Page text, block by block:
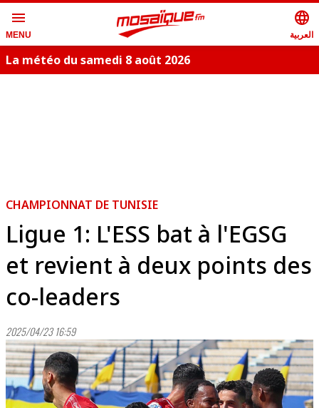
menu
MENU
language
العربية
La météo du samedi 8 août 2026
CHAMPIONNAT DE TUNISIE
Ligue 1: L'ESS bat à l'EGSG
et revient à deux points des
co-leaders
2025/04/23 16:59